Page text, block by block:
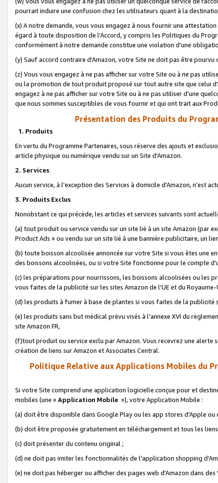
pourrait induire une confusion chez les utilisateurs quant à la
(x) A notre demande, vous vous engagez à nous fournir une
égard à toute disposition de l'Accord, y compris les Politiques du
conformément à notre demande constitue une violation d'une
(y) Sauf accord contraire d'Amazon, votre Site ne doit pas être
(z) Vous vous engagez à ne pas afficher sur votre Site ou à ne pas
ou la promotion de tout produit proposé sur tout autre site que celui
engagez à ne pas afficher sur votre Site ou à ne pas utiliser d’une
que nous sommes susceptibles de vous fournir et qui ont trait aux
Présentation des Produits du
1. Produits
En vertu du Programme Partenaires, sous réserve des ajouts et
article physique ou numérique vendu sur un Site d'Amazon.
2. Services
Aucun service, à l'exception des Services à domicile d'Amazon, n'est
3. Produits Exclus
Nonobstant ce qui précède, les articles et services suivants sont
(a) tout produit ou service vendu sur un site lié à un site Amazon (par
Product Ads » ou vendu sur un site lié à une bannière publicitaire, un
(b) toute boisson alcoolisée annoncée sur votre Site si vous êtes une
des boissons alcoolisées, ou si votre Site fonctionne pour le compte
(c) les préparations pour nourrissons, les boissons alcoolisées ou les
vous faites de la publicité sur les sites Amazon de l'UE et du Royaume-
(d) les produits à fumer à base de plantes si vous faites de la publicité
(e) les produits sans but médical prévu visés à l'annexe XVI du
site Amazon FR,
(f)tout produit ou service exclu par Amazon. Vous recevrez une alerte
création de liens sur Amazon et Associates Central.
Politique Relative aux Applications Mobiles du
Si votre Site comprend une application logicielle conçue pour et
mobiles (une « Application Mobile »), votre Application Mobile :
(a) doit être disponible dans Google Play ou les app stores d'Apple ou
(b) doit être proposée gratuitement en téléchargement et tous les
(c) doit présenter du contenu original ;
(d) ne doit pas imiter les fonctionnalités de l'application shopping
(e) ne doit pas héberger ou afficher des pages web d'Amazon dans